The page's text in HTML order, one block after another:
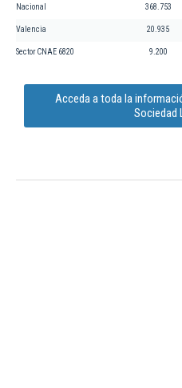
Nacional 368.753
Valencia 20.935
Sector CNAE 6820 9.200
Acceda a toda la
Sociedad